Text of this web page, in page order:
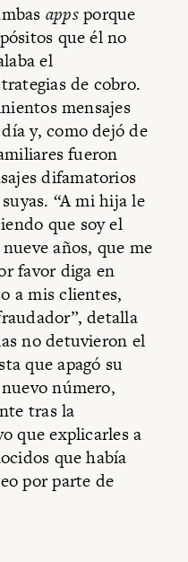
appsporque
que él no
el
de cobro.
mensajes
y, como dejó de
fueron
difamatorios
“A mi hija le
que soy el
años, que me
favor diga en
a mis clientes,
detalla
no detuvieron el
que apagó su
número,
tras la
que explicarles a
que había
por parte de